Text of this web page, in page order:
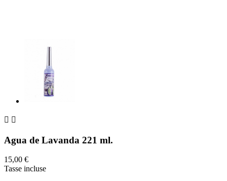
 
Agua de Lavanda 221 ml.
15,00 €
Tasse incluse